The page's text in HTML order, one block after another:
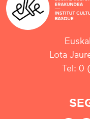
Lota
Tel: 0